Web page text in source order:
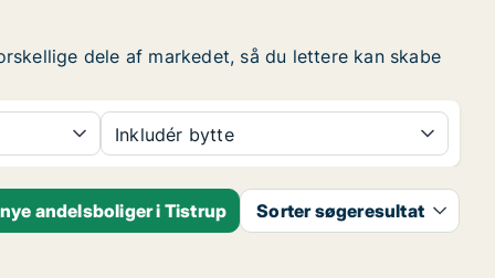
dele af markedet, så du lettere kan skabe
Inkludér bytte
andelsboliger i Tistrup Sorter søgeresultat